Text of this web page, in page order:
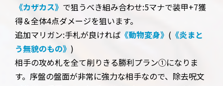
《カザカス》 で狙うべき組み合わせ:5マナで装甲+7獲
得＆全体4点ダメージを狙います。
追加マリガン:手札が良ければ 《動物変身》 ( 《炎まと
う無貌のもの》 )
相手の攻め札を全て削りきる勝利プラン①になりま
す。序盤の盤面が非常に強力な相手なので、除去呪文